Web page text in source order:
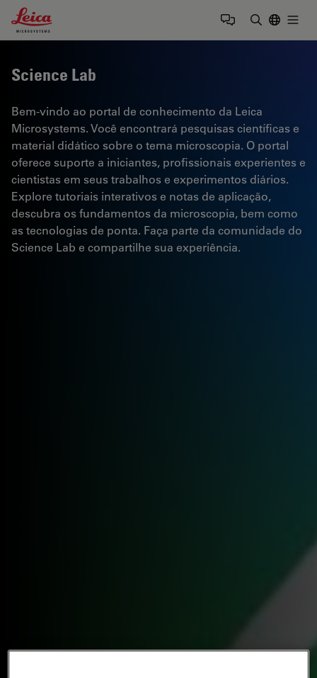
Leica Microsystems Logo
Science Lab
Bem-vindo ao portal de conhecimento da Leica
Microsystems. Você encontrará pesquisas científicas e
material didático sobre o tema microscopia. O portal
oferece suporte a iniciantes, profissionais experientes e
cientistas em seus trabalhos e experimentos diários.
Explore tutoriais interativos e notas de aplicação,
descubra os fundamentos da microscopia, bem como
as tecnologias de ponta. Faça parte da comunidade do
Science Lab e compartilhe sua experiência.